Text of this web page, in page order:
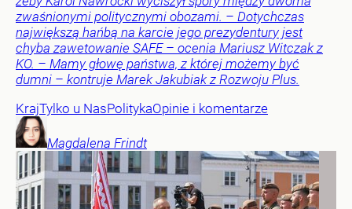
zwaśnionymi politycznymi obozami. – Dotychczas
największą hańbą na karcie jego prezydentury jest
chyba zawetowanie SAFE – ocenia Mariusz Witczak z
KO. – Mamy głowę państwa, z której możemy być
dumni – kontruje Marek Jakubiak z Rozwoju Plus.
KrajTylko u NasPolitykaOpinie i komentarze
Magdalena Frindt